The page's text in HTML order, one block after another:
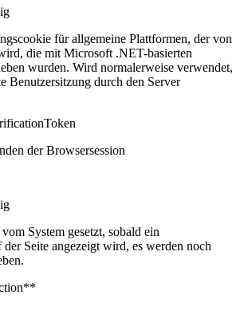
für allgemeine Plattformen, der von
die mit Microsoft .NET-basierten
wurden. Wird normalerweise verwendet,
Benutzersitzung durch den Server
der Browsersession
System gesetzt, sobald ein
Seite angezeigt wird, es werden noch